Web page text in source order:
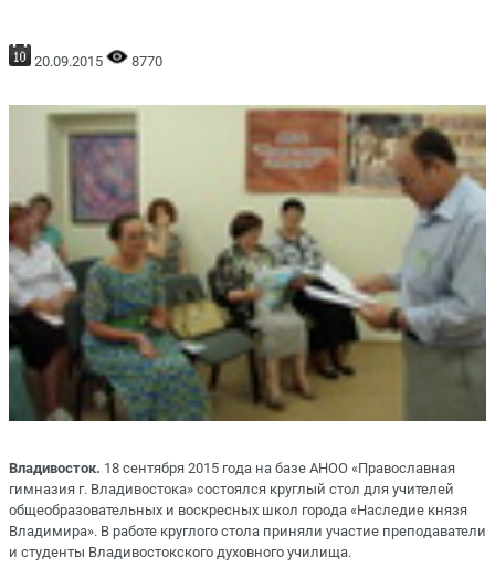
20.09.2015 8770
Владивосток. 18 сентября 2015 года на базе АНОО «Православная
гимназия г. Владивостока» состоялся круглый стол для учителей
общеобразовательных и воскресных школ города «Наследие князя
Владимира». В работе круглого стола приняли участие преподаватели
и студенты Владивостокского духовного училища.